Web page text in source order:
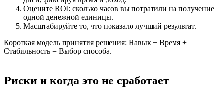
Оцените ROI: сколько часов вы потратили на получение
одной денежной единицы.
Масштабируйте то, что показало лучший результат.
Короткая модель принятия решения: Навык + Время +
Стабильность = Выбор способа.
Риски и когда это не сработает